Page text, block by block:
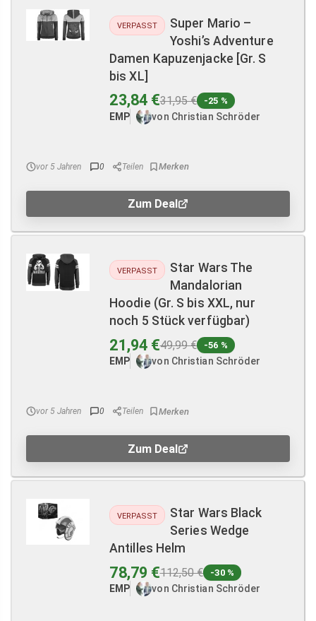
VERPASST
Super Mario –
Yoshi’s Adventure
Damen Kapuzenjacke [Gr. S
bis XL]
23,84 €31,95 € -25 %
EMP von Christian Schröder
vor 5 Jahren 0 Teilen
Zum Deal
VERPASST
Star Wars The
Mandalorian
Hoodie (Gr. S bis XXL, nur
noch 5 Stück verfügbar)
21,94 €49,99 € -56 %
EMP von Christian Schröder
vor 5 Jahren 0 Teilen
Zum Deal
VERPASST
Star Wars Black
Series Wedge
Antilles Helm
78,79 €112,50 € -30 %
EMP von Christian Schröder